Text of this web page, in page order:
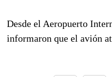
Desde el Aeropuerto
informaron que el avión